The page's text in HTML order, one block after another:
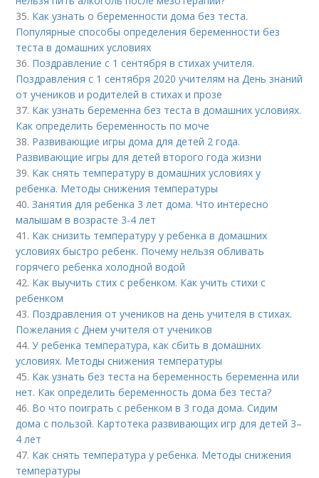
35. Как узнать о беременности дома без теста.
Популярные способы определения беременности без
теста в домашних условиях
36. Поздравление с 1 сентября в стихах учителя.
Поздравления с 1 сентября 2020 учителям на День знаний
от учеников и родителей в стихах и прозе
37. Как узнать беременна без теста в домашних условиях.
Как определить беременность по моче
38. Развивающие игры дома для детей 2 года.
Развивающие игры для детей второго года жизни
39. Как снять температуру в домашних условиях у
ребенка. Методы снижения температуры
40.Занятия для ребенка 3 лет дома. Что интересно
малышам в возрасте 3-4 лет
41. Как снизить температуру у ребенка в домашних
условиях быстро ребенк. Почему нельзя обливать
горячего ребенка холодной водой
42. Как выучить стих с ребенком. Как учить стихи с
ребенком
43. Поздравления от учеников на день учителя в стихах.
Пожелания с Днем учителя от учеников
44.У ребенка температура, как сбить в домашних
условиях. Методы снижения температуры
45. Как узнать без теста на беременность беременна или
нет. Как определить беременность дома без теста?
46. Во что поиграть с ребенком в 3 года дома. Сидим
дома с пользой. Картотека развивающих игр для детей 3–
4 лет
47. Как снять температура у ребенка. Методы снижения
температуры